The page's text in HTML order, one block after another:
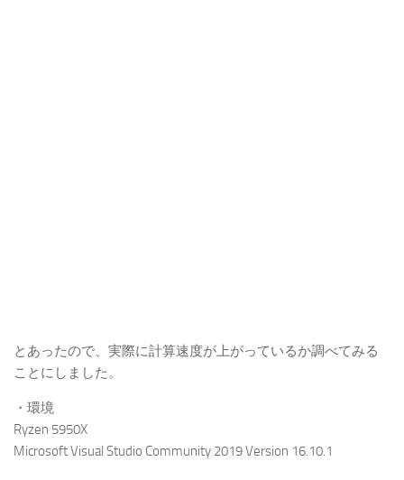
とあったので、実際に計算速度が上がっているか調べてみる
ことにしました。
・環境
Ryzen 5950X
Microsoft Visual Studio Community 2019 Version 16.10.1